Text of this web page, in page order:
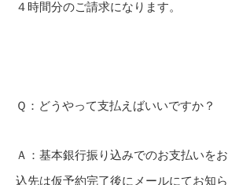
４時間分のご請求になります。
Ｑ：どうやって支払えばいいですか？
Ａ：基本銀行振り込みでのお支払いを
込先は仮予約完了後にメールにてお知